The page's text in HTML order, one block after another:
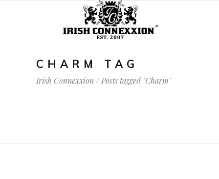
CHARM TAG
Irish Connexxion/Posts tagged "Charm"